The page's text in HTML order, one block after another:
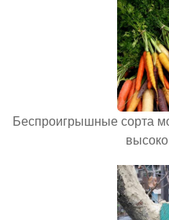
Беспроигрышные сорта